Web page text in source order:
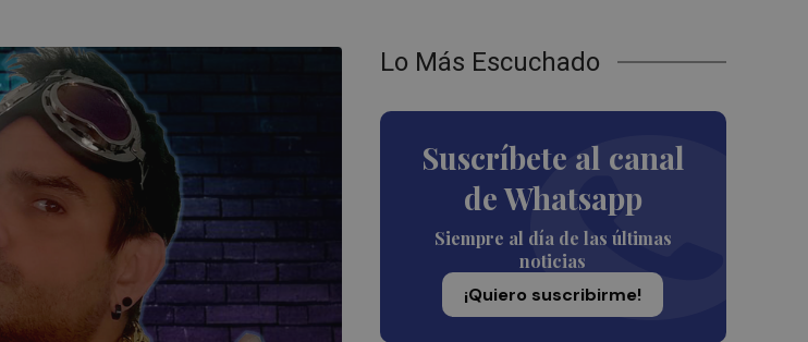
Lo Más Escuchado
Suscríbete al canal
de Whatsapp
Siempre al día de las últimas
noticias
¡Quiero suscribirme!